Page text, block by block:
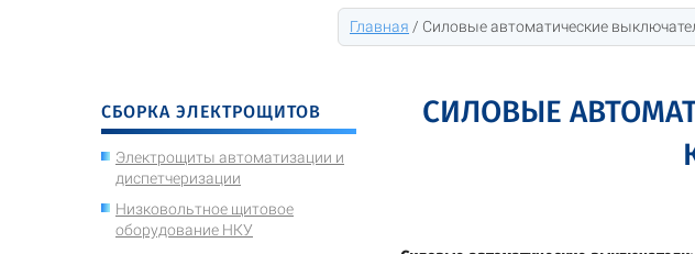
Главная / Силовые автоматические
СБОРКА ЭЛЕКТРОЩИТОВ
Электрощиты автоматизации и
диспетчеризации
Низковольтное щитовое
оборудование НКУ
СИЛОВЫЕ